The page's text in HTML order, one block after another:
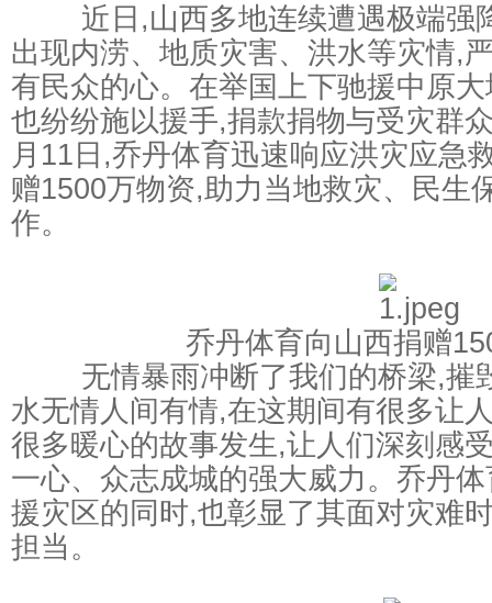
们归化太强了
近日,山西多地连续遭遇极端强
出现内涝、地质灾害、洪水等灾情,
有民众的心。在举国上下驰援中原
也纷纷施以援手,捐款捐物与受灾群
月11日,乔丹体育迅速响应洪灾应急
赠1500万物资,助力当地救灾、民生
作。
乔丹体育向山西捐赠
无情暴雨冲断了我们的桥梁,摧
水无情人间有情,在这期间有很多让
很多暖心的故事发生,让人们深刻感
一心、众志成城的强大威力。乔丹
援灾区的同时,也彰显了其面对灾难
担当。